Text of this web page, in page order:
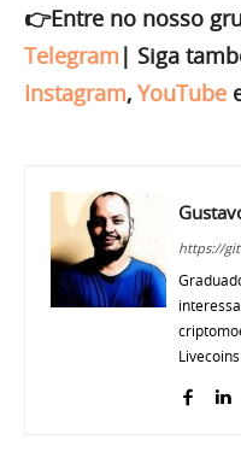
👉Entre no nosso
Telegram | Siga
Instagram, YouTube
https://